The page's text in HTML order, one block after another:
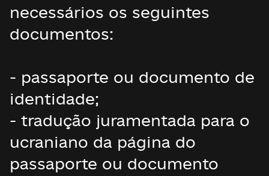
necessários os seguintes
documentos:
- passaporte ou documento de
identidade;
- tradução juramentada para o
ucraniano da página do
passaporte ou documento